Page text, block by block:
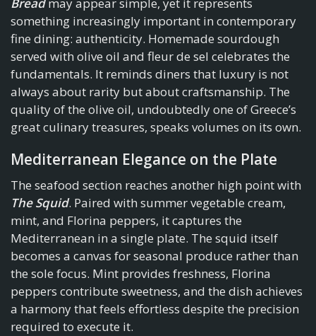
Bread may appear simple, yet it represents
something increasingly important in contemporary
fine dining: authenticity. Homemade sourdough
served with olive oil and fleur de sel celebrates the
fundamentals. It reminds diners that luxury is not
always about rarity but about craftsmanship. The
quality of the olive oil, undoubtedly one of Greece’s
great culinary treasures, speaks volumes on its own.
Mediterranean Elegance on the Plate
The seafood section reaches another high point with
The Squid. Paired with summer vegetable cream,
mint, and Florina peppers, it captures the
Mediterranean in a single plate. The squid itself
becomes a canvas for seasonal produce rather than
the sole focus. Mint provides freshness, Florina
peppers contribute sweetness, and the dish achieves
a harmony that feels effortless despite the precision
required to execute it.